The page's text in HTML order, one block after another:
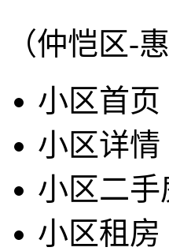
（仲恺区-
小区首页
小区详情
小区二手
小区租房